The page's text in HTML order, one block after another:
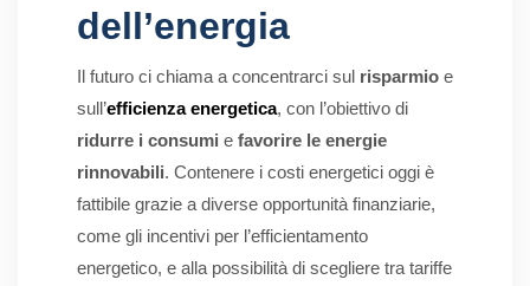
dell’energia
Il futuro ci chiama a concentrarci sul risparmio e
sull’efficienza energetica, con l’obiettivo di
ridurre i consumi e favorire le energie
rinnovabili. Contenere i costi energetici oggi è
fattibile grazie a diverse opportunità finanziarie,
come gli incentivi per l’efficientamento
energetico, e alla possibilità di scegliere tra tariffe